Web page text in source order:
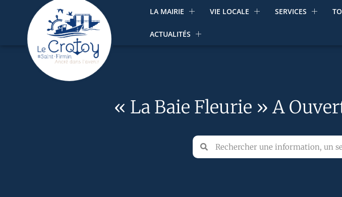
LA MAIRIE VIE LOCALE SERVICES
ACTUALITÉS
« La Baie Fleurie » A